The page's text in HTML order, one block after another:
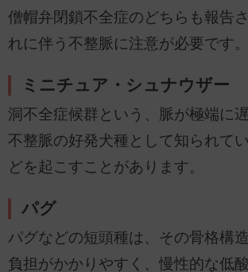
僧帽弁閉鎖不全症のどちらも報告
れに伴う不整脈に注意が必要です。
ミニチュア・シュナウザー
洞不全症候群という、脈が極端に
不整脈の好発犬種として知られて
どを起こすことがあります。
パグ
パグなどの短頭種は、その骨格構
負担がかかりやすく、慢性的な低